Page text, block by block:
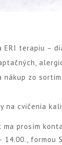
ERI terapiu –
nákup zo
na cvičenia
ma prosím
formou